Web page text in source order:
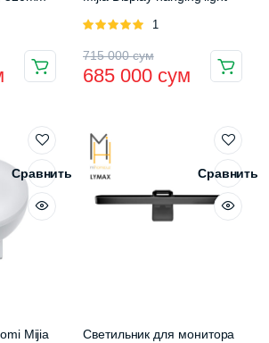
Оценка
1
715 000сум
Первоначальная
цена
715
000 сум.
685 000 сум
Текущая
цена:
000 сум.
Сравнить
Mijia
Сравнить
Светильник для монитора